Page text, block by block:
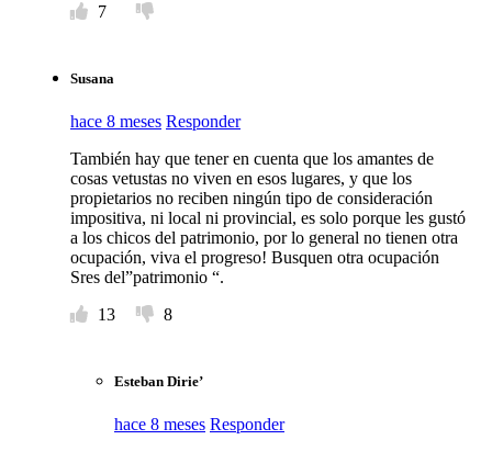
7
Susana
hace 8 meses Responder
También hay que tener en cuenta que los amantes de
cosas vetustas no viven en esos lugares, y que los
propietarios no reciben ningún tipo de consideración
impositiva, ni local ni provincial, es solo porque les gustó
a los chicos del patrimonio, por lo general no tienen otra
ocupación, viva el progreso! Busquen otra ocupación
Sres del”patrimonio “.
13
8
Esteban Dirie’
hace 8 meses Responder